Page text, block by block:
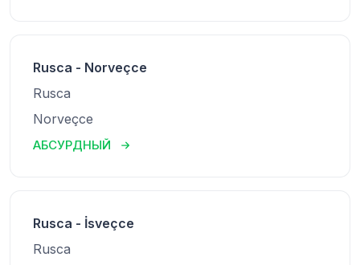
Rusca - Norveçce
Rusca
Norveçce
АБСУРДНЫЙ
Rusca - İsveçce
Rusca